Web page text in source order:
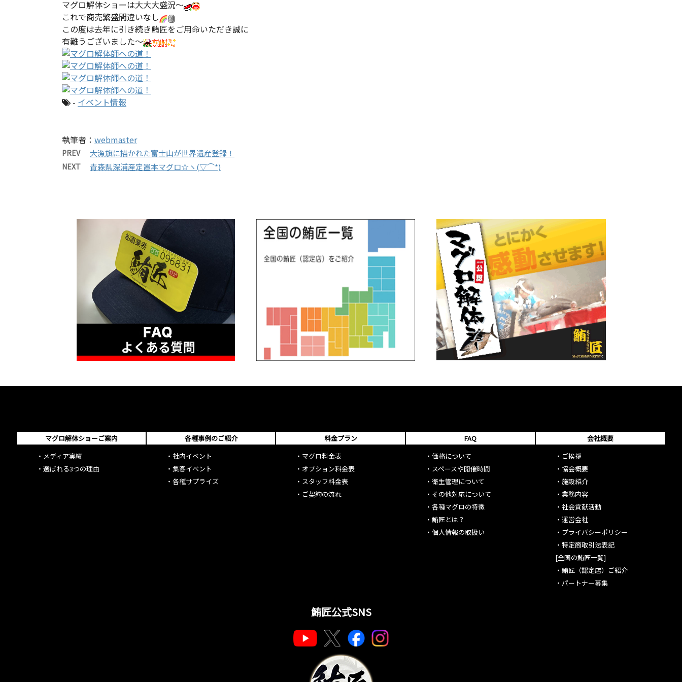
マグロ解体ショーは大大大盛況～
これで商売繁盛間違いなし
この度は去年に引き続き鮪匠をご用命いただき誠に
有難うございました～
- イベント情報
執筆者： webmaster
PREV 大漁旗に描かれた富士山が世界遺産登録！
NEXT 青森県深浦産定置本マグロ☆ヽ(▽⌒*)
マグロ解体ショーご案内
・ メディア実績
・ 選ばれる3つの理由
各種事例のご紹介
・ 社内イベント
・ 集客イベント
・ 各種サプライズ
料金プラン
・ マグロ料金表
・ オプション料金表
・ スタッフ料金表
・ ご契約の流れ
FAQ
・価格について
・ スペースや開催時間
・衛生管理について
・ その他対応について
・各種マグロの特徴
・鮪匠とは？
・個人情報の取扱い
会社概要
・ ご挨拶
・協会概要
・施設紹介
・ 業務内容
・社会貢献活動
・運営会社
・ プライバシーポリシー
・特定商取引法表記
[全国の鮪匠一覧]
・鮪匠（認定店）ご紹介
・パートナー募集
鮪匠公式SNS